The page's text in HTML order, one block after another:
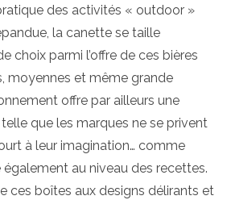
des activités « outdoor »
la canette se taille
choix parmi l’offre de ces bières
moyennes et même grande
offre par ailleurs une
telle que les marques ne se privent
à leur imagination… comme
au niveau des recettes.
ces boîtes aux designs délirants et